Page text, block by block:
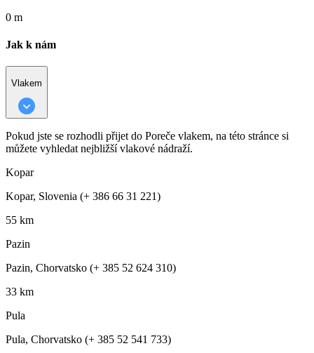
0 m
Jak k nám
Vlakem
Pokud jste se rozhodli přijet do Poreče vlakem, na této stránce si
můžete vyhledat nejbližší vlakové nádraží.
Kopar
Kopar, Slovenia (+ 386 66 31 221)
55 km
Pazin
Pazin, Chorvatsko (+ 385 52 624 310)
33 km
Pula
Pula, Chorvatsko (+ 385 52 541 733)